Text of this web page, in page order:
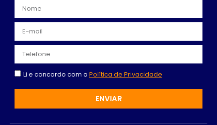
Li e concordo com a Política de Privacidade
ENVIAR